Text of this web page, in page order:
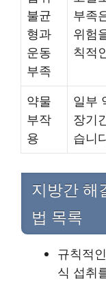
불균
형과
운동
부족
부족
위험
칙적
약물
부작
용
일부
장기
습니
지방간 해
법 목록
규칙적
식 섭취